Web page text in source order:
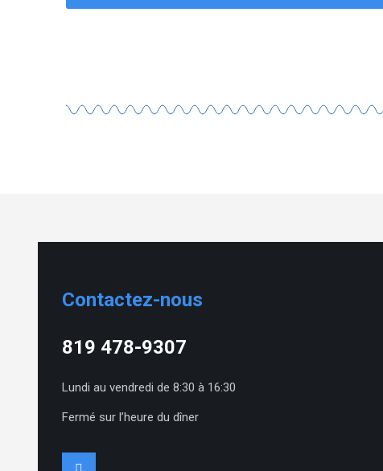
Contactez-nous
819 478-9307
Lundi au vendredi de 8:30 à 16:30
Fermé sur l’heure du dîner